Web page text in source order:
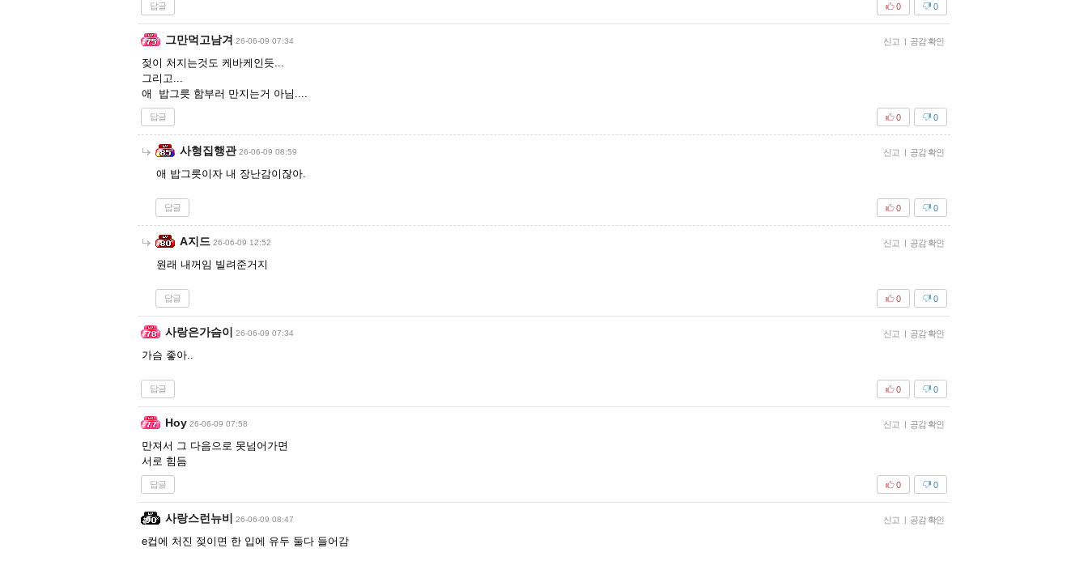
답글 0
0
그만먹고남겨 26-06-09 07:34 신고 | 공감 확인
젖이 처지는것도 케바케인듯...
그리고...
애 밥그릇 함부러 만지는거 아님....
답글 0
0
사형집행관 26-06-09 08:59 신고 | 공감 확인
애 밥그릇이자 내 장난감이잖아.
답글 0
0
A지드 26-06-09 12:52 신고 | 공감 확인
원래 내꺼임 빌려준거지
답글 0
0
사랑은가슴이 26-06-09 07:34 신고 | 공감 확인
가슴 좋아..
답글 0
0
Hoy 26-06-09 07:58 신고 | 공감 확인
만져서 그 다음으로 못넘어가면
서로 힘듬
답글 0
0
사랑스런뉴비 26-06-09 08:47 신고 | 공감 확인
e컵에 처진 젖이면 한 입에 유두 둘다 들어감